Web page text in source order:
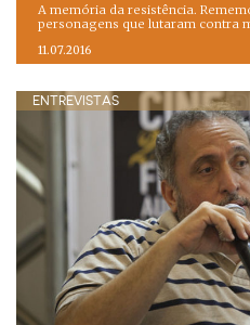
A memória da resistência.
personagens que lutaram contra
11.07.2016
ENTREVISTAS